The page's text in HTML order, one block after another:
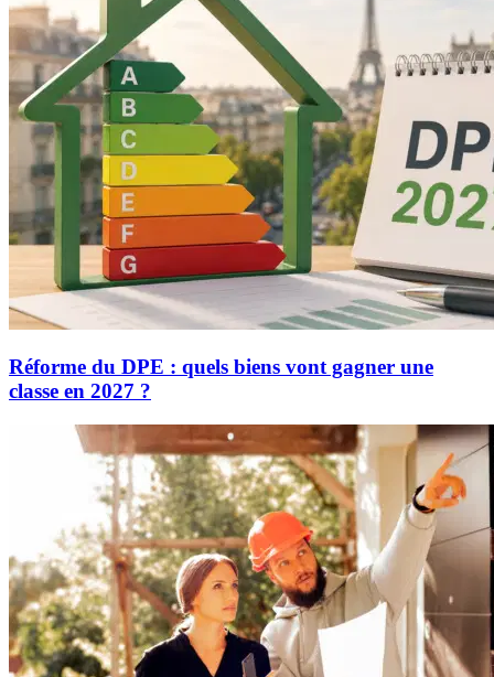
Réforme du DPE : quels biens vont gagner une
classe en 2027 ?